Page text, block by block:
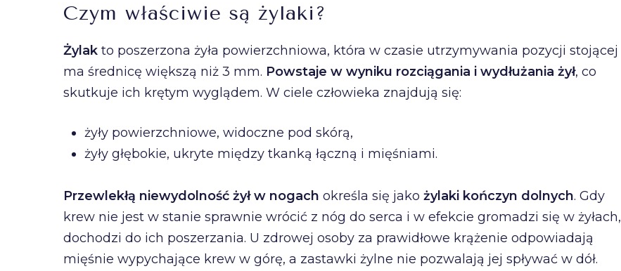
Czym właściwie są żylaki?
Żylak to poszerzona żyła powierzchniowa, która w czasie utrzymywania pozycji stojącej
ma średnicę większą niż 3 mm. Powstaje w wyniku rozciągania i wydłużania żył, co
skutkuje ich krętym wyglądem. W ciele człowieka znajdują się:
żyły powierzchniowe, widoczne pod skórą,
żyły głębokie, ukryte między tkanką łączną i mięśniami.
Przewlekłą niewydolność żył w nogach określa się jako żylaki kończyn dolnych. Gdy
krew nie jest w stanie sprawnie wrócić z nóg do serca i w efekcie gromadzi się w żyłach,
dochodzi do ich poszerzania. U zdrowej osoby za prawidłowe krążenie odpowiadają
mięśnie wypychające krew w górę, a zastawki żylne nie pozwalają jej spływać w dół.